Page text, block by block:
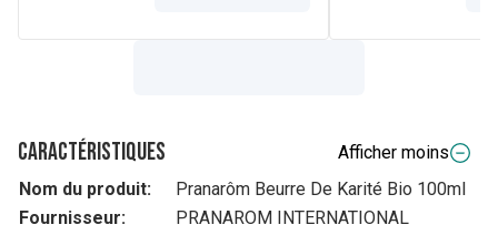
Caractéristiques
Afficher moins
Nom du produit:
Pranarôm Beurre De Karité Bio 100ml
Fournisseur:
PRANAROM INTERNATIONAL